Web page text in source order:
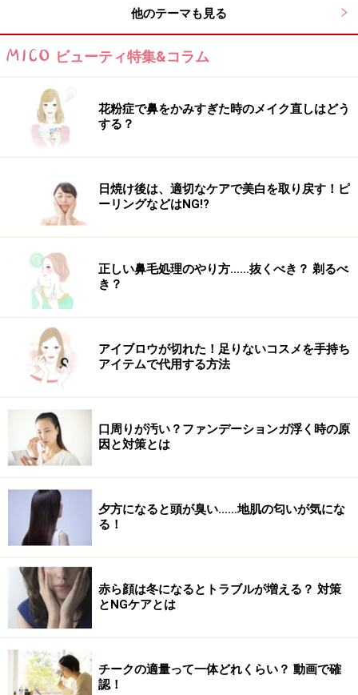
他のテーマも見る
ビューティ特集&コラム
花粉症で鼻をかみすぎた時のメイク直しはどう
する？
日焼け後は、適切なケアで美白を取り戻す！ピ
ーリングなどはNG!?
正しい鼻毛処理のやり方……抜くべき？ 剃るべ
き？
アイブロウが切れた！足りないコスメを手持ち
アイテムで代用する方法
口周りが汚い？ファンデーションガ浮く時の原
因と対策とは
夕方になると頭が臭い……地肌の匂いが気にな
る！
赤ら顔は冬になるとトラブルが増える？ 対策
とNGケアとは
チークの適量って一体どれくらい？ 動画で確
認！